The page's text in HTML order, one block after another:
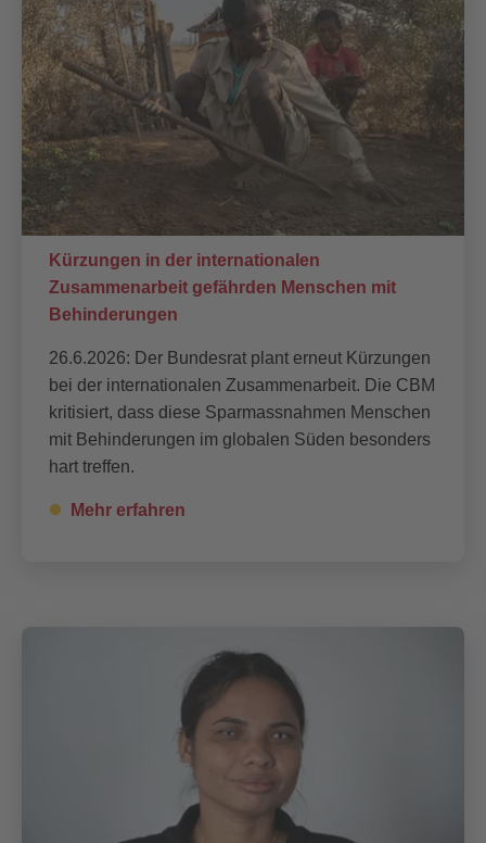
Kürzungen in der internationalen
Zusammenarbeit gefährden Menschen mit
Behinderungen
26.6.2026: Der Bundesrat plant erneut Kürzungen
bei der internationalen Zusammenarbeit. Die CBM
kritisiert, dass diese Sparmassnahmen Menschen
mit Behinderungen im globalen Süden besonders
hart treffen.
Mehr erfahren